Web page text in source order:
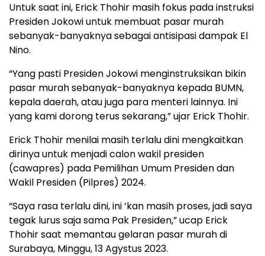
Untuk saat ini, Erick Thohir masih fokus pada instruksi
Presiden Jokowi untuk membuat pasar murah
sebanyak-banyaknya sebagai antisipasi dampak El
Nino.
“Yang pasti Presiden Jokowi menginstruksikan bikin
pasar murah sebanyak-banyaknya kepada BUMN,
kepala daerah, atau juga para menteri lainnya. Ini
yang kami dorong terus sekarang,” ujar Erick Thohir.
Erick Thohir menilai masih terlalu dini mengkaitkan
dirinya untuk menjadi calon wakil presiden
(cawapres) pada Pemilihan Umum Presiden dan
Wakil Presiden (Pilpres) 2024.
“Saya rasa terlalu dini, ini ‘kan masih proses, jadi saya
tegak lurus saja sama Pak Presiden,” ucap Erick
Thohir saat memantau gelaran pasar murah di
Surabaya, Minggu, 13 Agystus 2023.